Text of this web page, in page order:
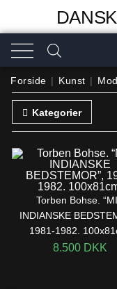
Forside | Kunst |
Kategorier
Torben Bohse.
INDIANSKE
1981-1982.
8.500 DKK